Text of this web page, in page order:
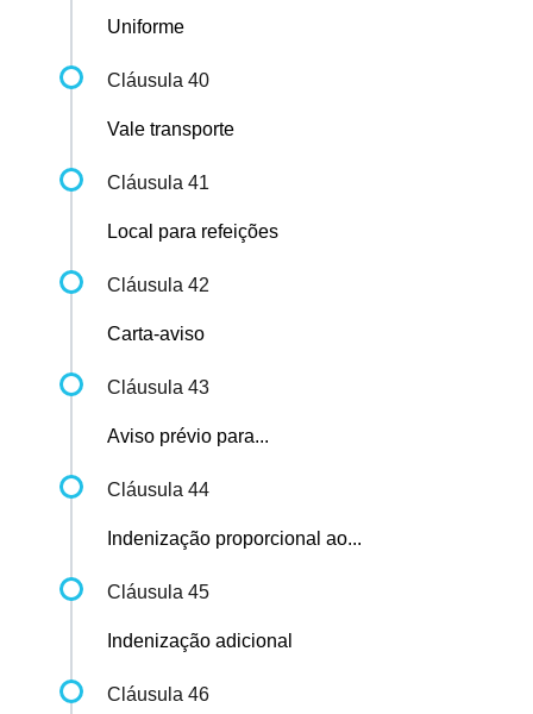
Uniforme
Cláusula 40
Vale transporte
Cláusula 41
Local para refeições
Cláusula 42
Carta-aviso
Cláusula 43
Aviso prévio para...
Cláusula 44
Indenização proporcional ao...
Cláusula 45
Indenização adicional
Cláusula 46